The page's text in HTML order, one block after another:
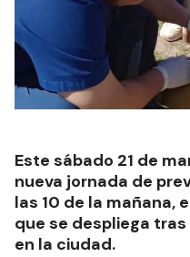
Este sábado 21 de
nueva jornada de
las 10 de la mañana,
que se despliega
en la ciudad.